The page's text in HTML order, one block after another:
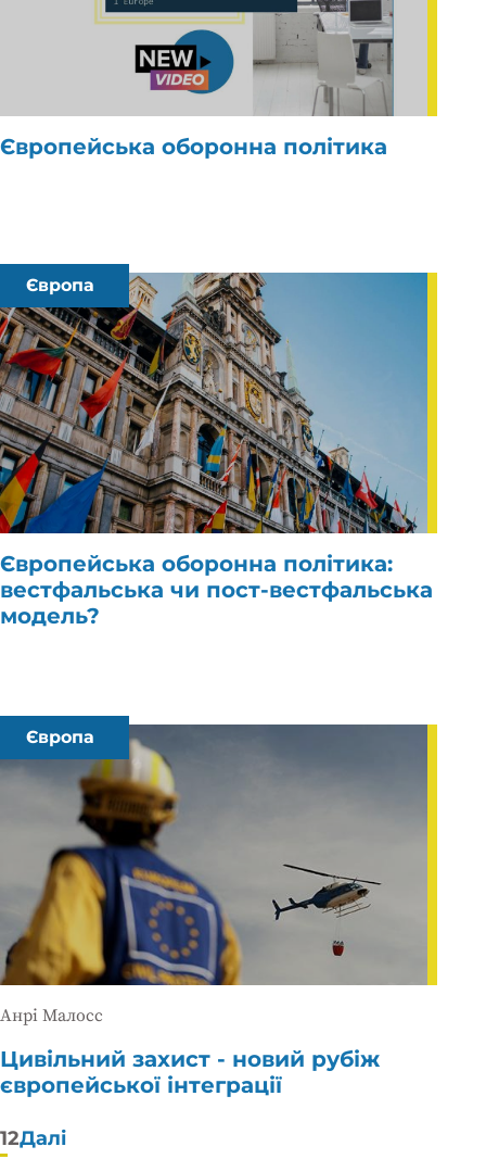
Європейська оборонна політика
Європа
Європейська оборонна політика:
вестфальська чи пост-вестфальська
модель?
Європа
Анрі Малосс
Цивільний захист - новий рубіж
європейської інтеграції
Пагінація
12Далі